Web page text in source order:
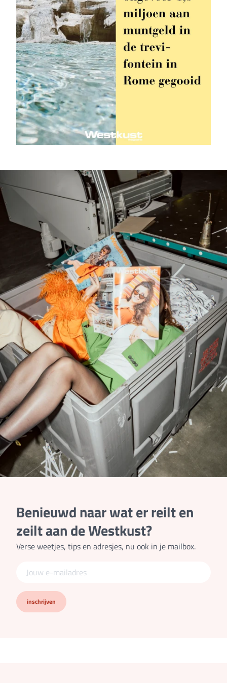
Benieuwd naar wat er reilt en
zeilt aan de Westkust?
Verse weetjes, tips en adresjes, nu ook in je mailbox.
inschrijven